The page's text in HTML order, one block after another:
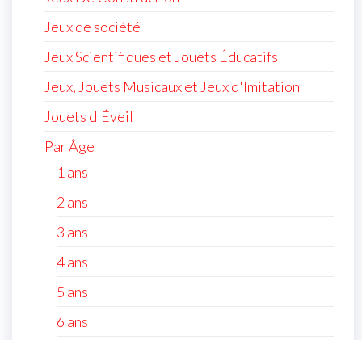
Jeux de société
Jeux Scientifiques et Jouets Éducatifs
Jeux, Jouets Musicaux et Jeux d'Imitation
Jouets d'Éveil
Par Âge
1 ans
2 ans
3 ans
4 ans
5 ans
6 ans